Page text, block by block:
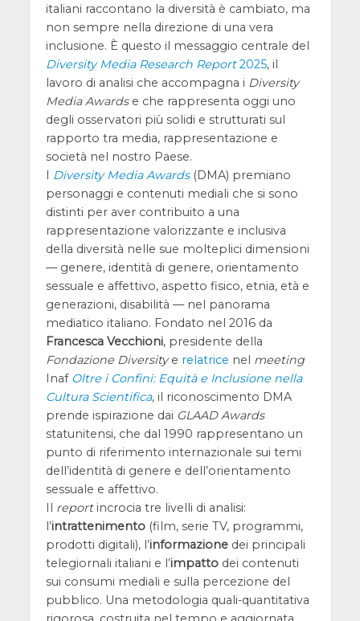
italiani raccontano la diversità è cambiato, ma
non sempre nella direzione di una vera
inclusione. È questo il messaggio centrale del
Diversity Media Research Report2025, il
lavoro di analisi che accompagna i Diversity
Media Awardse che rappresenta oggi uno
degli osservatori più solidi e strutturati sul
rapporto tra media, rappresentazione e
società nel nostro Paese.
I Diversity Media Awards(DMA) premiano
personaggi e contenuti mediali che si sono
distinti per aver contribuito a una
rappresentazione valorizzante e inclusiva
della diversità nelle sue molteplici dimensioni
— genere, identità di genere, orientamento
sessuale e affettivo, aspetto fisico, etnia, età e
generazioni, disabilità — nel panorama
mediatico italiano. Fondato nel 2016 da
Francesca Vecchioni, presidente della
Fondazione Diversitye relatrice nel meeting
Inaf Oltre i Confini: Equità e Inclusione nella
Cultura Scientifica, il riconoscimento DMA
prende ispirazione dai GLAAD Awards
statunitensi, che dal 1990 rappresentano un
punto di riferimento internazionale sui temi
dell’identità di genere e dell’orientamento
sessuale e affettivo.
Il reportincrocia tre livelli di analisi:
l’intrattenimento(film, serie TV, programmi,
prodotti digitali), l’informazionedei principali
telegiornali italiani e l’impattodei contenuti
sui consumi mediali e sulla percezione del
pubblico. Una metodologia quali-quantitativa